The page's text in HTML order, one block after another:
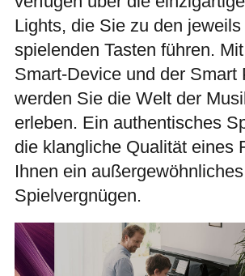
Lights, die Sie zu den jeweils
spielenden Tasten führen.
Smart-Device und der Smart
werden Sie die Welt der
erleben. Ein authentisches
die klangliche Qualität eines
Ihnen ein außergewöhnliches
Spielvergnügen.